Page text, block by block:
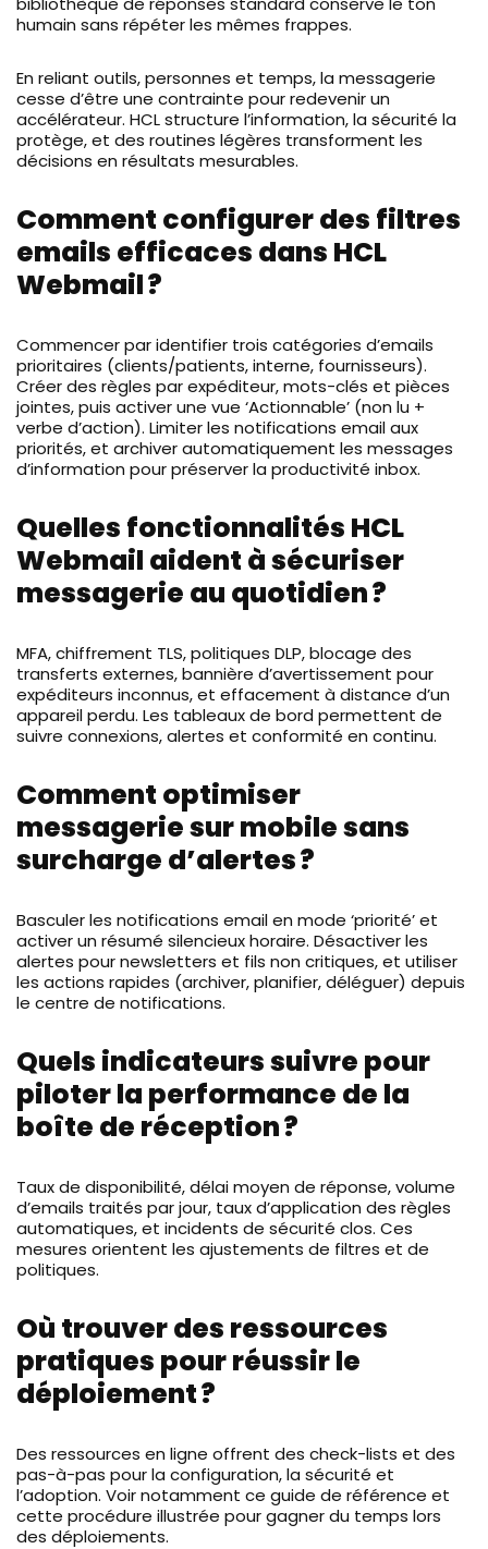
humain sans répéter les mêmes frappes.
En reliant outils, personnes et temps, la messagerie
cesse d’être une contrainte pour redevenir un
accélérateur. HCL structure l’information, la sécurité la
protège, et des routines légères transforment les
décisions en résultats mesurables.
Comment configurer des filtres
emails efficaces dans HCL
Webmail ?
Commencer par identifier trois catégories d’emails
prioritaires (clients/patients, interne, fournisseurs).
Créer des règles par expéditeur, mots-clés et pièces
jointes, puis activer une vue ‘Actionnable’ (non lu +
verbe d’action). Limiter les notifications email aux
priorités, et archiver automatiquement les messages
d’information pour préserver la productivité inbox.
Quelles fonctionnalités HCL
Webmail aident à sécuriser
messagerie au quotidien ?
MFA, chiffrement TLS, politiques DLP, blocage des
transferts externes, bannière d’avertissement pour
expéditeurs inconnus, et effacement à distance d’un
appareil perdu. Les tableaux de bord permettent de
suivre connexions, alertes et conformité en continu.
Comment optimiser
messagerie sur mobile sans
surcharge d’alertes ?
Basculer les notifications email en mode ‘priorité’ et
activer un résumé silencieux horaire. Désactiver les
alertes pour newsletters et fils non critiques, et utiliser
les actions rapides (archiver, planifier, déléguer) depuis
le centre de notifications.
Quels indicateurs suivre pour
piloter la performance de la
boîte de réception ?
Taux de disponibilité, délai moyen de réponse, volume
d’emails traités par jour, taux d’application des règles
automatiques, et incidents de sécurité clos. Ces
mesures orientent les ajustements de filtres et de
politiques.
Où trouver des ressources
pratiques pour réussir le
déploiement ?
Des ressources en ligne offrent des check-lists et des
pas-à-pas pour la configuration, la sécurité et
l’adoption. Voir notamment ce guide de référence et
cette procédure illustrée pour gagner du temps lors
des déploiements.